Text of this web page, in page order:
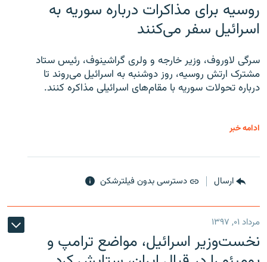
روسیه برای مذاکرات درباره سوریه به
اسرائیل سفر می‌کنند
سرگی لاوروف، وزیر خارجه و ولری گراشینوف، رئیس ستاد
مشترک ارتش روسیه، روز دوشنبه به اسرائیل می‌روند تا
درباره تحولات سوریه با مقام‌های اسرائیلی مذاکره کنند.
ادامه خبر
ارسال دسترسی بدون فیلترشکن
مرداد ۰۱, ۱۳۹۷
نخست‌وزیر اسرائیل، مواضع ترامپ و